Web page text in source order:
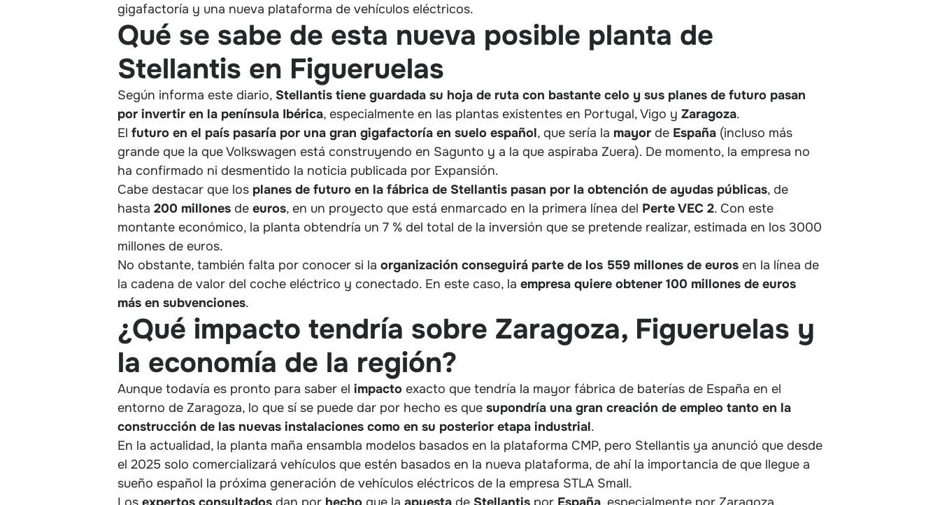
gigafactoría y una nueva plataforma de vehículos eléctricos.
Qué se sabe de esta nueva posible planta de
Stellantis en Figueruelas
Según informa este diario, Stellantis tiene guardada su hoja de ruta con bastante celo y sus planes de futuro pasan
por invertir en la península Ibérica, especialmente en las plantas existentes en Portugal, Vigo y Zaragoza.
El futuro en el país pasaría por una gran gigafactoría en suelo español, que sería la mayor de España (incluso más
grande que la que Volkswagen está construyendo en Sagunto y a la que aspiraba Zuera). De momento, la empresa no
ha confirmado ni desmentido la noticia publicada por Expansión.
Cabe destacar que los planes de futuro en la fábrica de Stellantis pasan por la obtención de ayudas públicas, de
hasta 200 millones de euros, en un proyecto que está enmarcado en la primera línea del Perte VEC 2. Con este
montante económico, la planta obtendría un 7 % del total de la inversión que se pretende realizar, estimada en los 3000
millones de euros.
No obstante, también falta por conocer si la organización conseguirá parte de los 559 millones de euros en la línea de
la cadena de valor del coche eléctrico y conectado. En este caso, la empresa quiere obtener 100 millones de euros
más en subvenciones.
¿Qué impacto tendría sobre Zaragoza, Figueruelas y
la economía de la región?
Aunque todavía es pronto para saber el impacto exacto que tendría la mayor fábrica de baterías de España en el
entorno de Zaragoza, lo que sí se puede dar por hecho es que supondría una gran creación de empleo tanto en la
construcción de las nuevas instalaciones como en su posterior etapa industrial.
En la actualidad, la planta maña ensambla modelos basados en la plataforma CMP, pero Stellantis ya anunció que desde
el 2025 solo comercializará vehículos que estén basados en la nueva plataforma, de ahí la importancia de que llegue a
sueño español la próxima generación de vehículos eléctricos de la empresa STLA Small.